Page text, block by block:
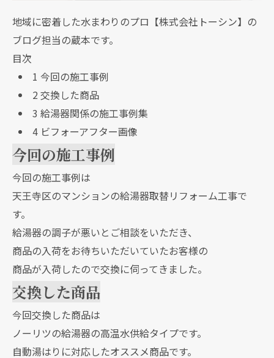
地域に密着した水まわりのプロ【株式会社トーシン】の
ブログ担当の蔵本です。
目次
1 今回の施工事例
2交換した商品
3 給湯器関係の施工事例集
4ビフォーアフター画像
今回の施工事例
今回の施工事例は
天王寺区のマンションの給湯器取替リフォーム工事で
す。
給湯器の調子が悪いとご相談をいただき、
商品の入荷をお待ちいただいていたお客様の
商品が入荷したので交換に伺ってきました。
交換した商品
今回交換した商品は
ノーリツの給湯器の高温水供給タイプです。
自動湯はりに対応したオススメ商品です。